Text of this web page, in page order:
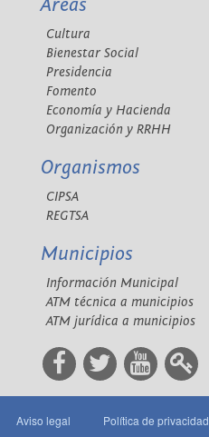
Áreas
Cultura
Bienestar Social
Presidencia
Fomento
Economía y Hacienda
Organización y RRHH
Organismos
CIPSA
REGTSA
Municipios
Información Municipal
ATM técnica a municipios
ATM jurídica a municipios
Aviso legal Política de privacidad